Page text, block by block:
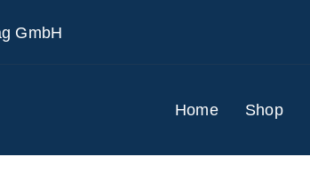
GmbH
Home Shop